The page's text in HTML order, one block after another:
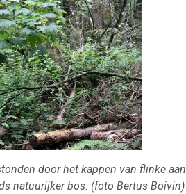
door het kappen van flinke
natuurijker bos. (foto Bertus Boivin)